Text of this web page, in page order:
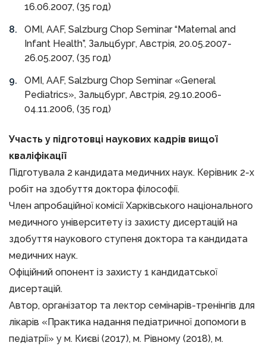
16.06.2007, (35 год)
OMI, AAF, Salzburg Chop Seminar “Maternal and
Infant Health”, Зальцбург, Австрія, 20.05.2007-
26.05.2007, (35 год)
OMI, AAF, Salzburg Chop Seminar «General
Pediatrics», Зальцбург, Австрія, 29.10.2006-
04.11.2006, (35 год)
Участь у підготовці наукових кадрів вищої
кваліфікації
Підготувала 2 кандидата медичних наук. Керівник 2-х
робіт на здобуття доктора філософії.
Член апробаційної комісії Харківського національного
медичного університету із захисту дисертацій на
здобуття наукового ступеня доктора та кандидата
медичних наук.
Офіційний опонент із захисту 1 кандидатської
дисертацій.
Автор, організатор та лектор семінарів-тренінгів для
лікарів «Практика надання педіатричної допомоги в
педіатрії» у м. Києві (2017), м. Рівному (2018), м.